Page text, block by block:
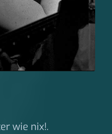
wie nix!.